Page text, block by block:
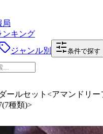
局
ンキング
ジャンル別 条件で探す
ールセット<アマンドリー
種類)>